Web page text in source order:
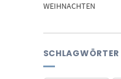
WEIHNACHTEN
SCHLAGWÖRTER